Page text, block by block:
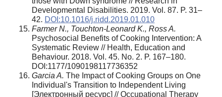
Developmental Disabilities. 2019. Vol. 87. P. 31–
42. DOI:10.1016/j.ridd.2019.01.010
Farmer N., Touchton-Leonard K., Ross A.
Psychosocial Benefits of Cooking Intervention: A
Systematic Review // Health, Education and
Behaviour. 2018. Vol. 45. No. 2. P. 167–180.
DOI:1177/1090198117736352
Garcia A. The Impact of Cooking Groups on One
Individual's Transition to Independent Living
[Электронный ресурс] // Occupational Therapy